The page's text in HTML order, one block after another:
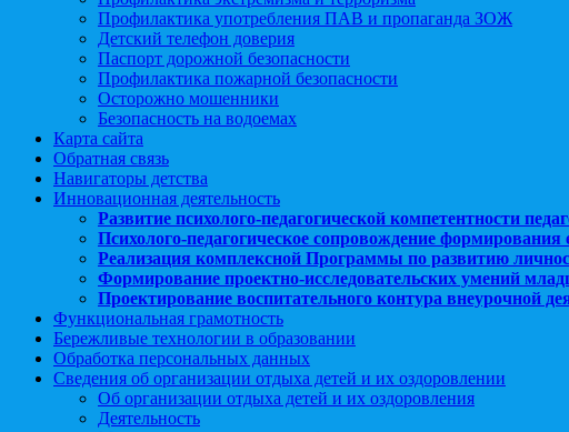
Профилактика употребления ПАВ и пропаганда ЗОЖ
Детский телефон доверия
Паспорт дорожной безопасности
Профилактика пожарной безопасности
Осторожно мошенники
Безопасность на водоемах
Карта сайта
Обратная связь
Навигаторы детства
Инновационная деятельность
Развитие психолого-педагогической компетентности
Психолого-педагогическое сопровождение
Реализация комплексной Программы по развитию
Формирование проектно-исследовательских умений
Проектирование воспитательного контура внеурочной
Функциональная грамотность
Бережливые технологии в образовании
Обработка персональных данных
Сведения об организации отдыха детей и их оздоровлении
Об организации отдыха детей и их оздоровления
Деятельность